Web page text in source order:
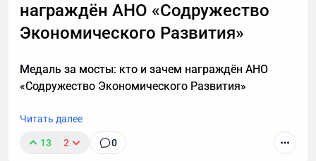
В этой статье описаны 3 фундаментальных
принципа построения мышц после 40, которые
каких случаях этой системы недостаточно и нужен
индивидуальный анализ для выявления причин
награждён АНО «Содружество
Экономического Развития»
Медаль за мосты: кто и зачем награждён АНО
«Содружество Экономического Развития»
Читать далее
13 2 0